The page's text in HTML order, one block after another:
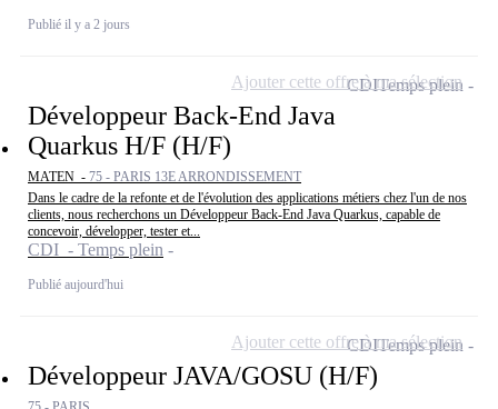
Publié il y a 2 jours
Développeur Back-End Java
Quarkus H/F (H/F)
MATEN - 75 - PARIS 13E ARRONDISSEMENT
Dans le cadre de la refonte et de l'évolution des applications métiers chez l'un de nos
clients, nous recherchons un Développeur Back-End Java Quarkus, capable de
concevoir, développer, tester et...
CDI - Temps plein
Publié aujourd'hui
CDITemps plein
Ajouter cette offre à ma sélection
Développeur JAVA/GOSU (H/F)
CDITemps plein
Ajouter cette offre à ma sélection